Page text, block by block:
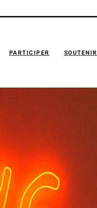
PARTICIPER SOUTENIR